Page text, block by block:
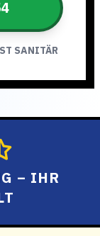
SANITÄR
– IHR